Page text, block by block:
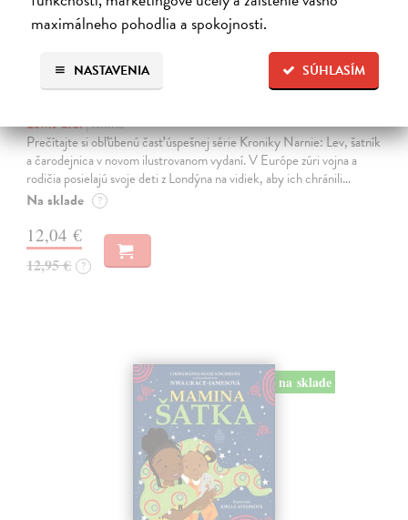
maximálneho pohodlia a spokojnosti.
SÚHLASÍM
NASTAVENIA
Lev, šatník a čarodejnica. Kroniky
Lewis C.S.| Kniha
Prečítajte si obľúbenú časť úspešnej série Kroniky Narnie: Lev, šatník
a čarodejnica v novom ilustrovanom vydaní. V Európe zúri vojna a
rodičia posielajú svoje deti z Londýna na vidiek, aby ich chránili…
Na sklade ?
12,04 €
12,95 € ?
na sklade